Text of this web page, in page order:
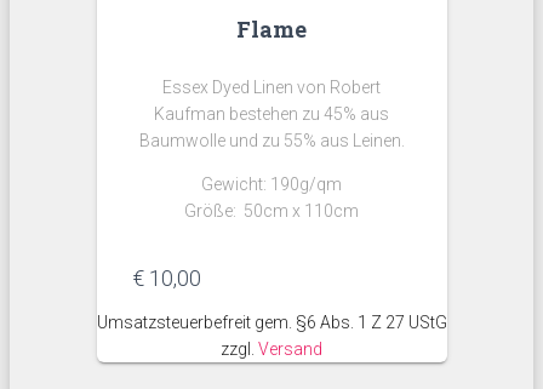
Flame
Essex Dyed Linen von Robert
Kaufman bestehen zu 45% aus
Baumwolle und zu 55% aus Leinen.
Gewicht: 190g/qm
Größe: 50cm x 110cm
€ 10,00
Umsatzsteuerbefreit gem. §6 Abs. 1 Z 27 UStG
zzgl. Versand